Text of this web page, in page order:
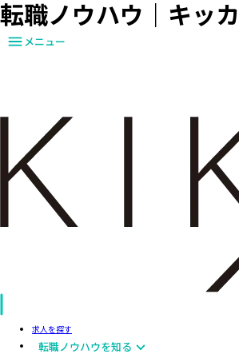
転職ノウハウ｜キッ
メニュー
求人を探す
転職ノウハウを知る